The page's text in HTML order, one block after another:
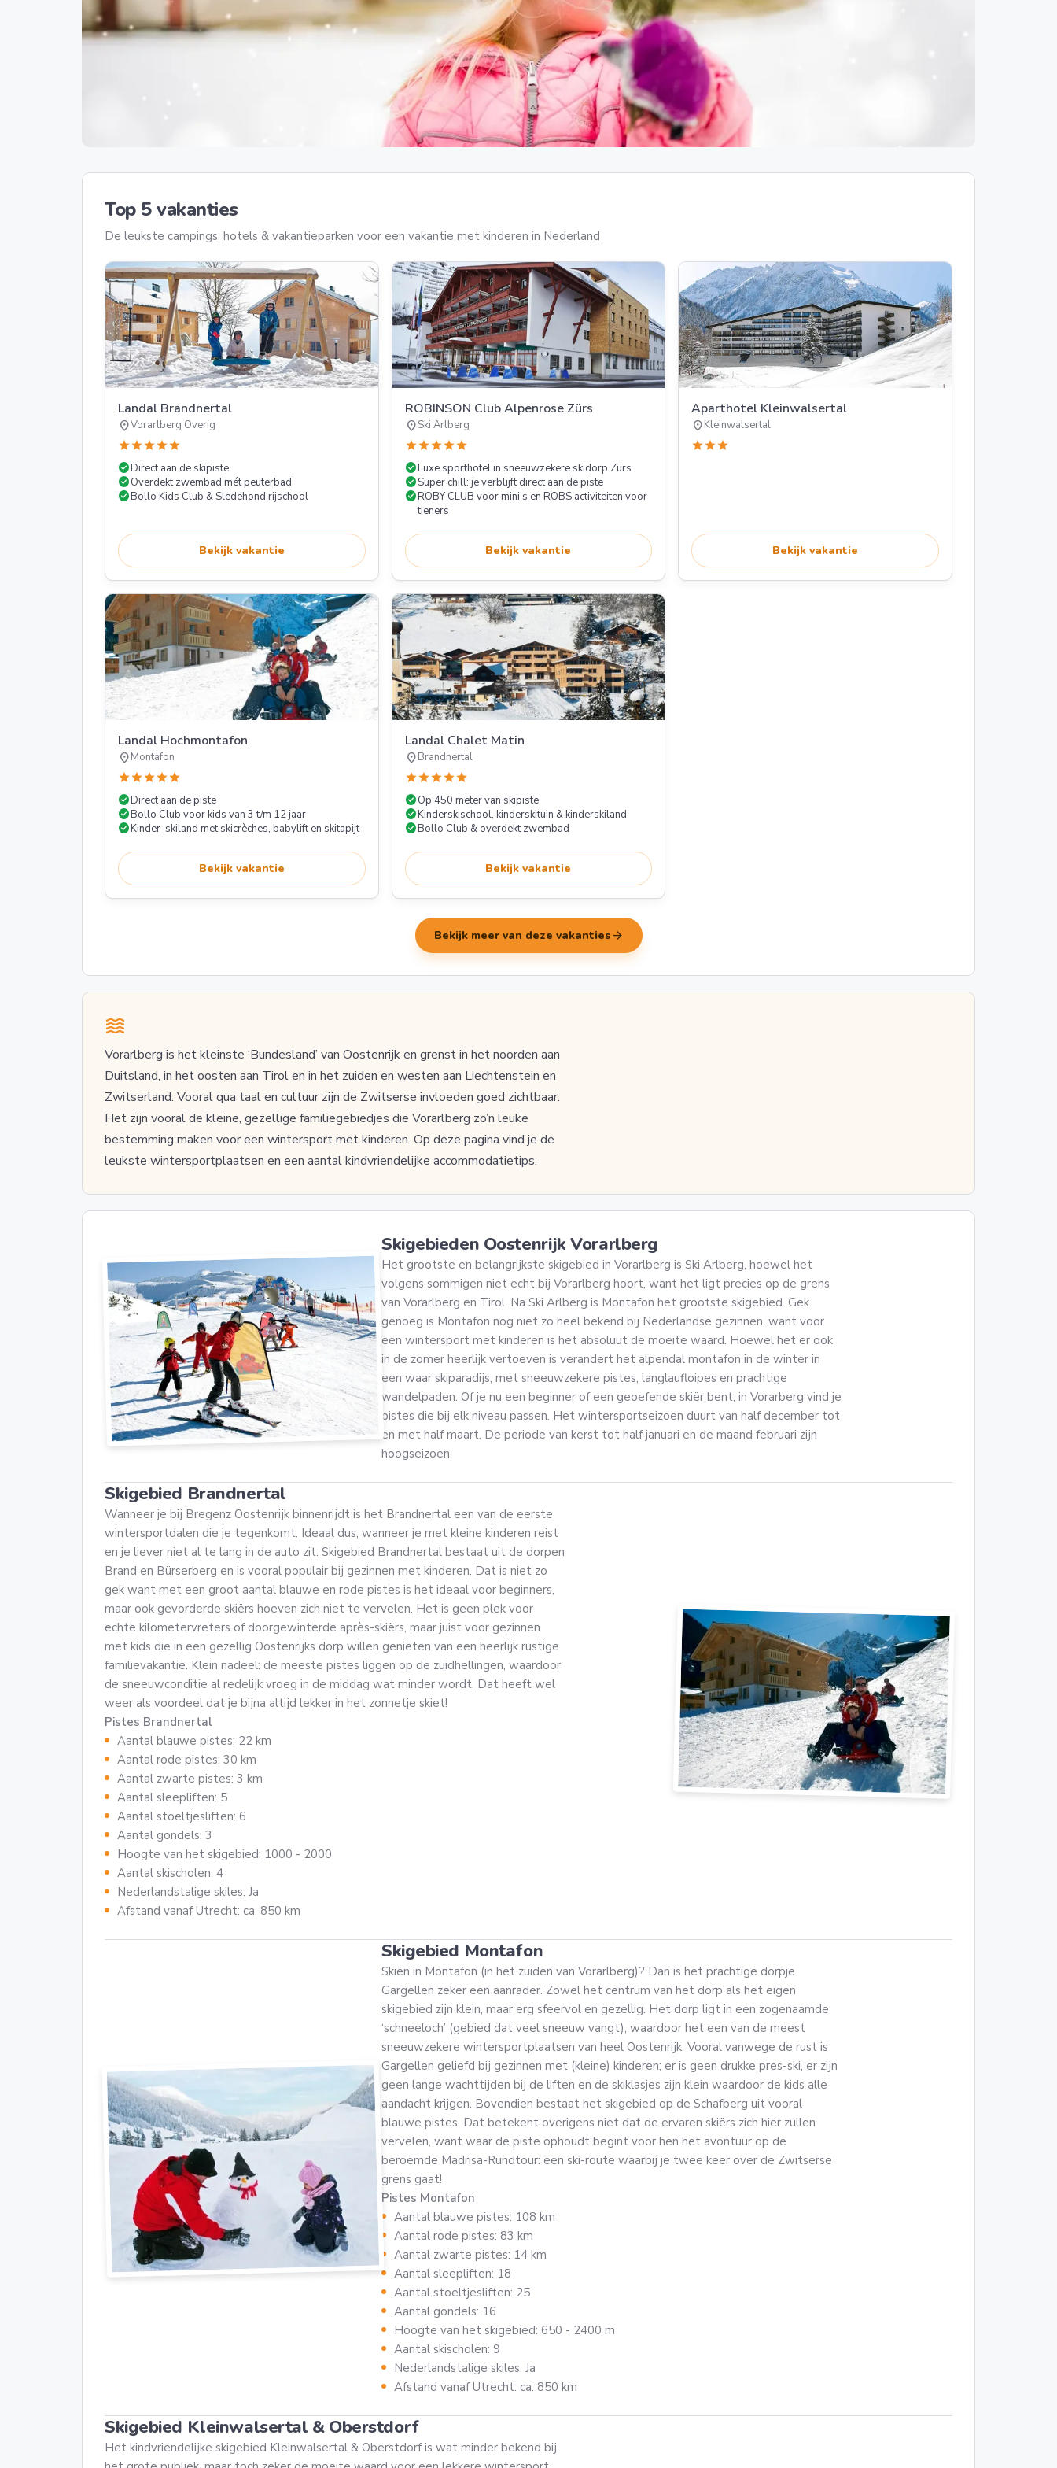
Top 5 vakanties
De leukste campings, hotels & vakantieparken voor een vakantie met kinderen in Nederland
Landal Brandnertal
location_onVorarlberg Overig
starstarstarstarstar
check_circleDirect aan de skipiste
check_circleOverdekt zwembad mét peuterbad
check_circleBollo Kids Club & Sledehond rijschool
Bekijk vakantie
ROBINSON Club Alpenrose Zürs
location_onSki Arlberg
starstarstarstarstar
check_circleLuxe sporthotel in sneeuwzekere skidorp Zürs
check_circleSuper chill: je verblijft direct aan de piste
check_circleROBY CLUB voor mini's en ROBS activiteiten voor
tieners
Bekijk vakantie
Aparthotel Kleinwalsertal
location_onKleinwalsertal
starstarstar
Bekijk vakantie
Landal Hochmontafon
location_onMontafon
starstarstarstarstar
check_circleDirect aan de piste
check_circleBollo Club voor kids van 3 t/m 12 jaar
check_circleKinder-skiland met skicrèches, babylift en skitapijt
Bekijk vakantie
Landal Chalet Matin
location_onBrandnertal
starstarstarstarstar
check_circleOp 450 meter van skipiste
check_circleKinderskischool, kinderskituin & kinderskiland
check_circleBollo Club & overdekt zwembad
Bekijk vakantie
Bekijk meer van deze vakanties arrow_forward
Vorarlberg is het kleinste ‘Bundesland’ van Oostenrijk en grenst in het noorden aan
Duitsland, in het oosten aan Tirol en in het zuiden en westen aan Liechtenstein en
Zwitserland. Vooral qua taal en cultuur zijn de Zwitserse invloeden goed zichtbaar.
Het zijn vooral de kleine, gezellige familiegebiedjes die Vorarlberg zo’n leuke
bestemming maken voor een wintersport met kinderen. Op deze pagina vind je de
leukste wintersportplaatsen en een aantal kindvriendelijke accommodatietips.
Skigebieden Oostenrijk Vorarlberg
Het grootste en belangrijkste skigebied in Vorarlberg is Ski Arlberg, hoewel het
volgens sommigen niet echt bij Vorarlberg hoort, want het ligt precies op de grens
van Vorarlberg en Tirol. Na Ski Arlberg is Montafon het grootste skigebied. Gek
genoeg is Montafon nog niet zo heel bekend bij Nederlandse gezinnen, want voor
een wintersport met kinderen is het absoluut de moeite waard. Hoewel het er ook
in de zomer heerlijk vertoeven is verandert het alpendal montafon in de winter in
een waar skiparadijs, met sneeuwzekere pistes, langlaufloipes en prachtige
wandelpaden. Of je nu een beginner of een geoefende skiër bent, in Vorarberg vind je
pistes die bij elk niveau passen. Het wintersportseizoen duurt van half december tot
en met half maart. De periode van kerst tot half januari en de maand februari zijn
hoogseizoen.
Skigebied Brandnertal
Wanneer je bij Bregenz Oostenrijk binnenrijdt is het Brandnertal een van de eerste
wintersportdalen die je tegenkomt. Ideaal dus, wanneer je met kleine kinderen reist
en je liever niet al te lang in de auto zit. Skigebied Brandnertal bestaat uit de dorpen
Brand en Bürserberg en is vooral populair bij gezinnen met kinderen. Dat is niet zo
gek want met een groot aantal blauwe en rode pistes is het ideaal voor beginners,
maar ook gevorderde skiërs hoeven zich niet te vervelen. Het is geen plek voor
echte kilometervreters of doorgewinterde après-skiërs, maar juist voor gezinnen
met kids die in een gezellig Oostenrijks dorp willen genieten van een heerlijk rustige
familievakantie. Klein nadeel: de meeste pistes liggen op de zuidhellingen, waardoor
de sneeuwconditie al redelijk vroeg in de middag wat minder wordt. Dat heeft wel
weer als voordeel dat je bijna altijd lekker in het zonnetje skiet!
Pistes Brandnertal
Aantal blauwe pistes: 22 km
Aantal rode pistes: 30 km
Aantal zwarte pistes: 3 km
Aantal sleepliften: 5
Aantal stoeltjesliften: 6
Aantal gondels: 3
Hoogte van het skigebied: 1000 - 2000
Aantal skischolen: 4
Nederlandstalige skiles: Ja
Afstand vanaf Utrecht: ca. 850 km
Skigebied Montafon
Skiën in Montafon (in het zuiden van Vorarlberg)? Dan is het prachtige dorpje
Gargellen zeker een aanrader. Zowel het centrum van het dorp als het eigen
skigebied zijn klein, maar erg sfeervol en gezellig. Het dorp ligt in een zogenaamde
‘schneeloch’ (gebied dat veel sneeuw vangt), waardoor het een van de meest
sneeuwzekere wintersportplaatsen van heel Oostenrijk. Vooral vanwege de rust is
Gargellen geliefd bij gezinnen met (kleine) kinderen; er is geen drukke pres-ski, er zijn
geen lange wachttijden bij de liften en de skiklasjes zijn klein waardoor de kids alle
aandacht krijgen. Bovendien bestaat het skigebied op de Schafberg uit vooral
blauwe pistes. Dat betekent overigens niet dat de ervaren skiërs zich hier zullen
vervelen, want waar de piste ophoudt begint voor hen het avontuur op de
beroemde Madrisa-Rundtour: een ski-route waarbij je twee keer over de Zwitserse
grens gaat!
Pistes Montafon
Aantal blauwe pistes: 108 km
Aantal rode pistes: 83 km
Aantal zwarte pistes: 14 km
Aantal sleepliften: 18
Aantal stoeltjesliften: 25
Aantal gondels: 16
Hoogte van het skigebied: 650 - 2400 m
Aantal skischolen: 9
Nederlandstalige skiles: Ja
Afstand vanaf Utrecht: ca. 850 km
Skigebied Kleinwalsertal & Oberstdorf
Het kindvriendelijke skigebied Kleinwalsertal & Oberstdorf is wat minder bekend bij